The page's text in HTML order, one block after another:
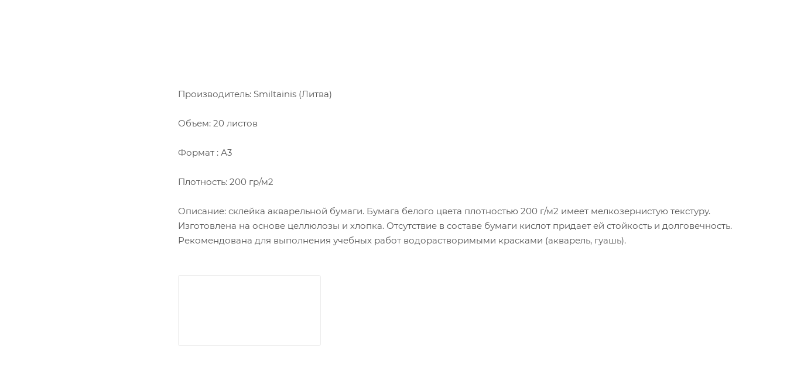
Производитель: Smiltainis (Литва)
Объем: 20 листов
Формат : А3
Плотность: 200 гр/м2
Описание: склейка акварельной бумаги. Бумага белого цвета плотностью 200 г/м2 имеет мелкозернистую текстуру.
Изготовлена на основе целлюлозы и хлопка. Отсутствие в составе бумаги кислот придает ей стойкость и долговечность.
Рекомендована для выполнения учебных работ водорастворимыми красками (акварель, гуашь).